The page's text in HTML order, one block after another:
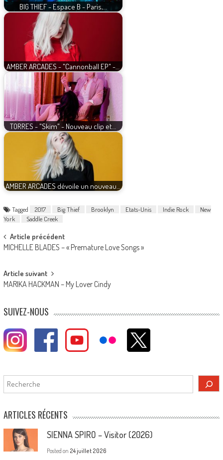
BIG THIEF - Espace B - Paris,…
AMBER ARCADES - "Cannonball EP" -…
TORRES - "Skim" - Nouveau clip et…
AMBER ARCADES dévoile un nouveau…
Tagged 2017 Big Thief Brooklyn Etats-Unis Indie Rock
New
York
Saddle Creek
Post
navigation
Article précédent
MICHELLE BLADES – « Premature Love Songs »
Article suivant
MARIKA HACKMAN – My Lover Cindy
SUIVEZ-NOUS
Rechercher
ARTICLES RÉCENTS
SIENNA SPIRO – Visitor (2026)
Posted on 24 juillet 2026